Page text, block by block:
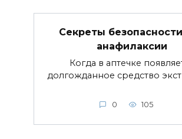
Секреты
анафилаксии
Когда в аптечке
долгожданное средство
0 105